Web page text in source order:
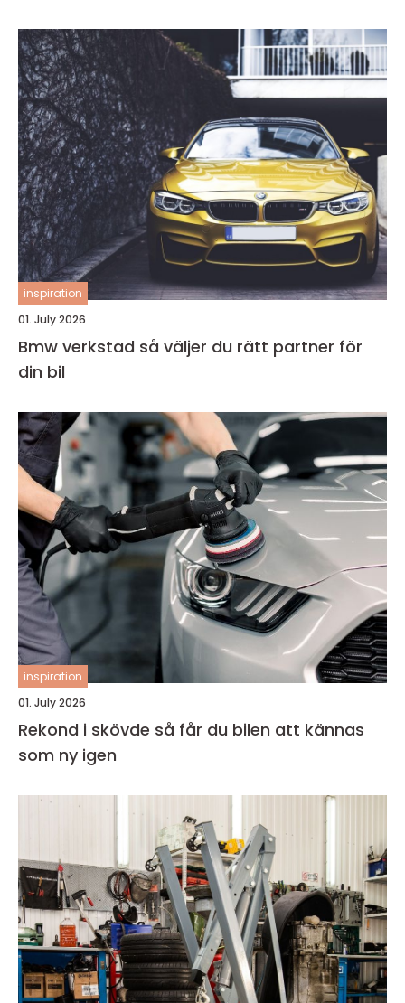
inspiration
01. July 2026
Bmw verkstad så väljer du rätt partner för
din bil
inspiration
01. July 2026
Rekond i skövde så får du bilen att kännas
som ny igen